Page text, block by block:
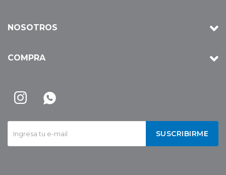
 
SUSCRIBIRME
NOSOTROS
COMPRA